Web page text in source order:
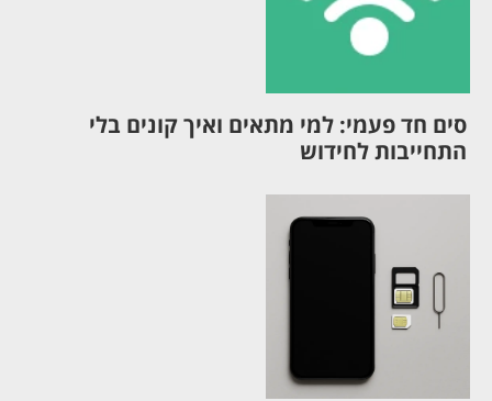
סים חד פעמי: למי מתאים ואיך קונים בלי
התחייבות לחידוש